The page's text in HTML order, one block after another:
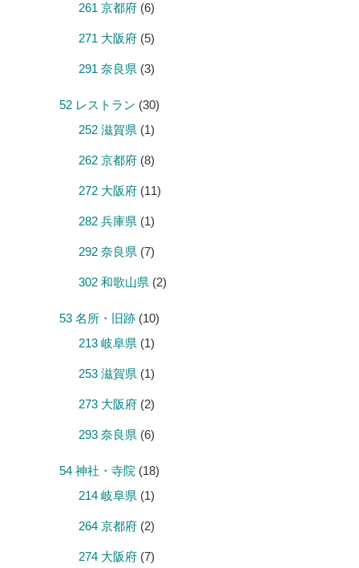
261 京都府 (6)
271 大阪府 (5)
291 奈良県 (3)
52 レストラン (30)
252 滋賀県 (1)
262 京都府 (8)
272 大阪府 (11)
282 兵庫県 (1)
292 奈良県 (7)
302 和歌山県 (2)
53 名所・旧跡 (10)
213 岐阜県 (1)
253 滋賀県 (1)
273 大阪府 (2)
293 奈良県 (6)
54 神社・寺院 (18)
214 岐阜県 (1)
264 京都府 (2)
274 大阪府 (7)